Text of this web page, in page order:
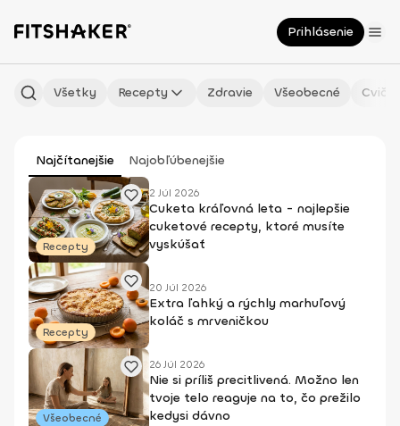
Prihlásenie
Všetky Recepty Zdravie Všeobecné
Najčítanejšie Najobľúbenejšie
Recepty
2 Júl 2026
Cuketa kráľovná leta - najlepšie
cuketové recepty, ktoré musíte
vyskúšať
Recepty
20 Júl 2026
Extra ľahký a rýchly marhuľový
koláč s mrveničkou
Všeobecné
26 Júl 2026
Nie si príliš precitlivená. Možno len
tvoje telo reaguje na to, čo prežilo
kedysi dávno